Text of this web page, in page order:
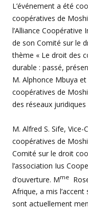
L’événement a été
coopératives de
l’Alliance Coopérative
de son Comité sur le
thème « Le droit des
durable : passé,
M. Alphonce Mbuya
coopératives de
des réseaux juridiques
M. Alfred S. Sife, Vice-
coopératives de
Comité sur le droit
l’association Ius
d’ouverture. Mme
Afrique, a mis
sont actuellement